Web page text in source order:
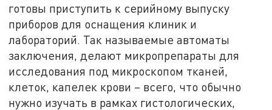
готовы приступить к серийному выпуску
приборов для оснащения клиник и
лабораторий. Так называемые автоматы
заключения, делают микропрепараты для
исследования под микроскопом тканей,
клеток, капелек крови – всего, что обычно
нужно изучать в рамках гистологических,